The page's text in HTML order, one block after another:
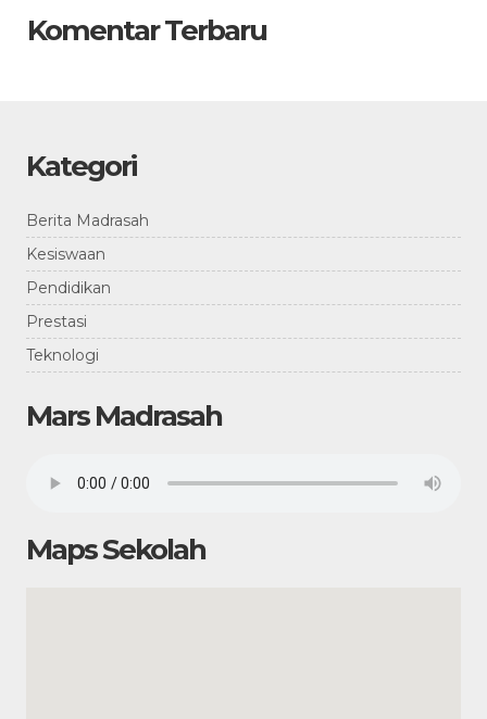
Komentar Terbaru
Kategori
Berita Madrasah
Kesiswaan
Pendidikan
Prestasi
Teknologi
Mars Madrasah
Maps Sekolah